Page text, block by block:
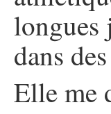
longues
dans
Elle me